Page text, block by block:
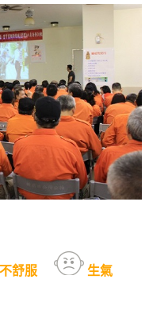
不舒服 生氣